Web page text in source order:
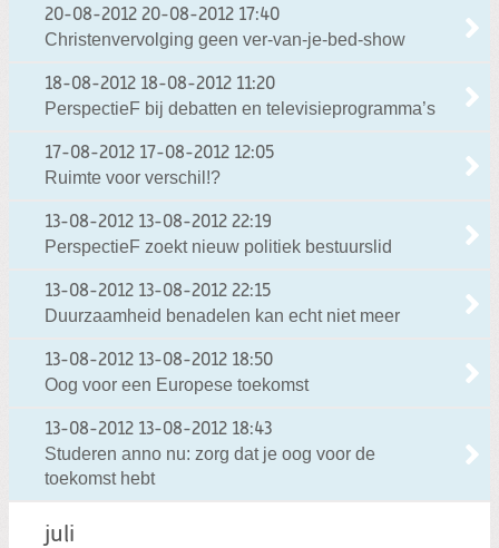
20-08-2012 20-08-2012 17:40
Christenvervolging geen ver-van-je-bed-show
18-08-2012 18-08-2012 11:20
PerspectieF bij debatten en televisieprogramma’s
17-08-2012 17-08-2012 12:05
Ruimte voor verschil!?
13-08-2012 13-08-2012 22:19
PerspectieF zoekt nieuw politiek bestuurslid
13-08-2012 13-08-2012 22:15
Duurzaamheid benadelen kan echt niet meer
13-08-2012 13-08-2012 18:50
Oog voor een Europese toekomst
13-08-2012 13-08-2012 18:43
Studeren anno nu: zorg dat je oog voor de
toekomst hebt
juli